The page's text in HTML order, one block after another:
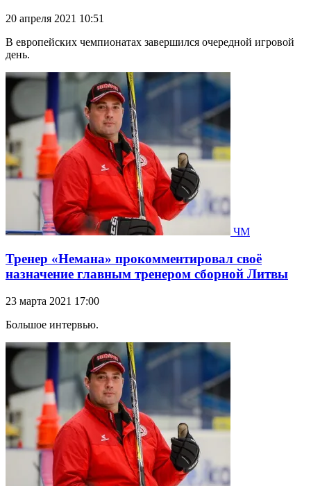
20 апреля 2021 10:51
В европейских чемпионатах завершился очередной игровой
день.
ЧМ
Тренер «Немана» прокомментировал своё
назначение главным тренером сборной Литвы
23 марта 2021 17:00
Большое интервью.